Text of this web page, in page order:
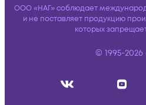
ООО «НАГ» соблюдает
и не поставляет продукцию
которых
© 1995-